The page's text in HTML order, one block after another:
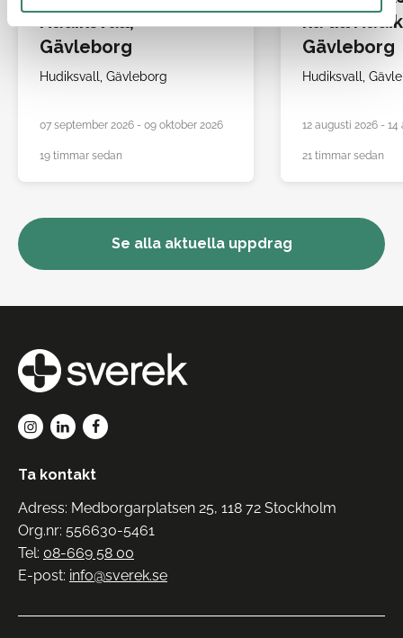
Hudiksvall,
Gävleborg
Hudiksvall, Gävleborg
07 september 2026 - 09 oktober 2026
19 timmar sedan
ka till
Gävleborg
Hudiksvall,
12 augusti 2026 -
21 timmar sedan
Se alla aktuella uppdrag
Ta kontakt
Adress: Medborgarplatsen 25, 118 72 Stockholm
Org.nr: 556630-5461
Tel: 08-669 58 00
E-post: info@sverek.se